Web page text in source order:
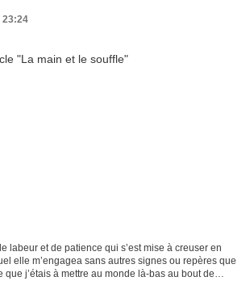
23:24
labeur et de patience qui s’est mise à creuser en
elle m’engagea sans autres signes ou repères que
que j’étais à mettre au monde là-bas au bout de